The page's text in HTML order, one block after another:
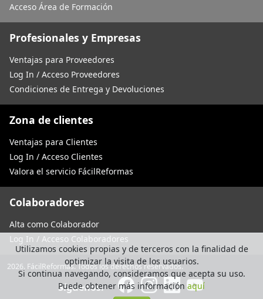
Utilizamos cookies propias y de terceros con la finalidad de
optimizar la visita de los usuarios.
Si continua navegando, consideramos que acepta su uso.
Puede obtener más informaciónaquí
Acceso Área de Formación
Profesionales y Empresas
Ventajas para Proveedores
Log In / Acceso Proveedores
Condiciones de Entrega y Devoluciones
Zona de clientes
Ventajas para Clientes
Log In / Acceso Clientes
Valora el servicio FácilReformas
Colaboradores
Alta como Colaborador
Log In / Acceso Colaboradores
2026. FácilReformas. Todos los derechos reservados.
Síguenos: